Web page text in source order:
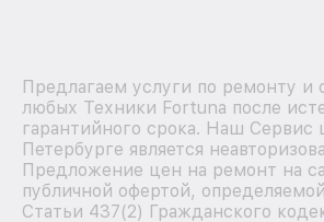
Предлагаем услуги по ремонту и
любых Техники Fortuna после
гарантийного срока. Наш Сервис
Петербурге является
Предложение цен на ремонт на
публичной офертой,
Статьи 437(2) Гражданского